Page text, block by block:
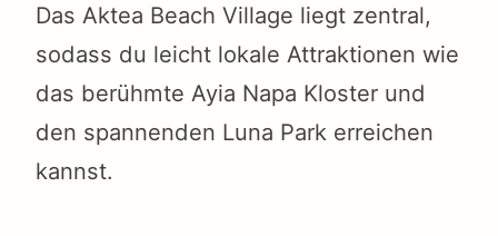
Das Aktea Beach Village liegt zentral,
sodass du leicht lokale Attraktionen wie
das berühmte Ayia Napa Kloster und
den spannenden Luna Park erreichen
kannst.